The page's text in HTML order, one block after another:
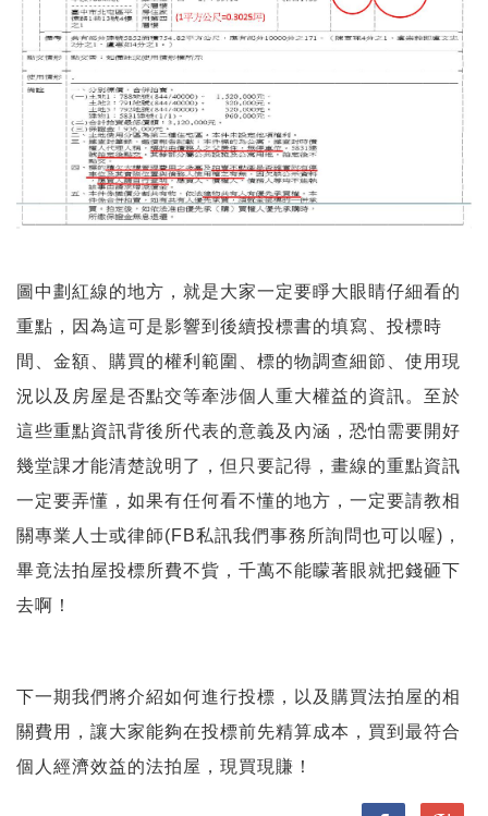
圖中劃紅線的地方，就是大家一定要睜大眼睛仔細看的
重點，因為這可是影響到後續投標書的填寫、投標時
間、金額、購買的權利範圍、標的物調查細節、使用現
況以及房屋是否點交等牽涉個人重大權益的資訊。至於
這些重點資訊背後所代表的意義及內涵，恐怕需要開好
幾堂課才能清楚說明了，但只要記得，畫線的重點資訊
一定要弄懂，如果有任何看不懂的地方，一定要請教相
關專業人士或律師(FB私訊我們事務所詢問也可以喔)，
畢竟法拍屋投標所費不貲，千萬不能矇著眼就把錢砸下
去啊！
下一期我們將介紹如何進行投標，以及購買法拍屋的相
關費用，讓大家能夠在投標前先精算成本，買到最符合
個人經濟效益的法拍屋，現買現賺！